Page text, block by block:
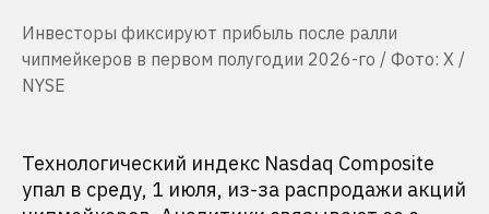
Инвесторы фиксируют прибыль после ралли
чипмейкеров в первом полугодии 2026-го / Фото: X /
NYSE
Технологический индекс Nasdaq Composite
упал в среду, 1 июля, из-за распродажи акций